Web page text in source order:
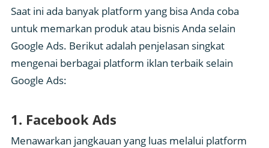
Saat ini ada banyak platform yang bisa Anda coba
untuk memarkan produk atau bisnis Anda selain
Google Ads. Berikut adalah penjelasan singkat
mengenai berbagai platform iklan terbaik selain
Google Ads:
1. Facebook Ads
Menawarkan jangkauan yang luas melalui platform